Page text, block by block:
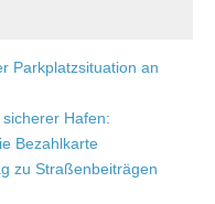
Parkplatzsituation an
Hafen:
Bezahlkarte
zu Straßenbeiträgen